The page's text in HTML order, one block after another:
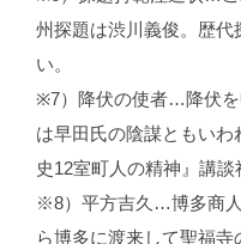
州探題は渋川義俊。歴代
い。
※7）降伏の使者…降伏を
は早田氏の陰謀ともい
史12室町人の精神』講談
※8）平方吉久…博多商
ら博多に渡来して聖福